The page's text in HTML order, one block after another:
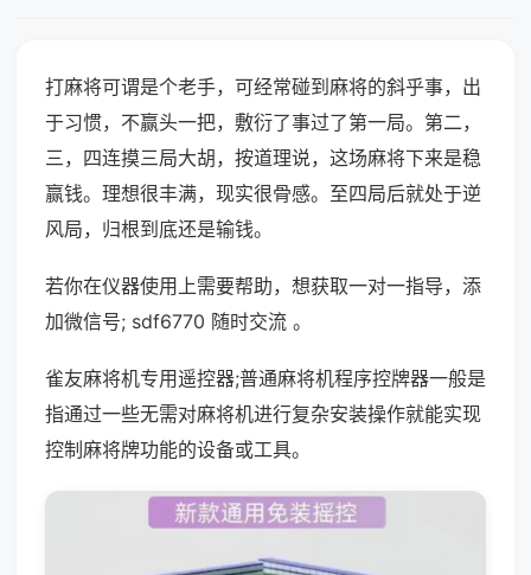
打麻将可谓是个老手，可经常碰到麻将的斜乎事，出
于习惯，不赢头一把，敷衍了事过了第一局。第二，
三，四连摸三局大胡，按道理说，这场麻将下来是稳
赢钱。理想很丰满，现实很骨感。至四局后就处于逆
风局，归根到底还是输钱。
若你在仪器使用上需要帮助，想获取一对一指导，添
加微信号; sdf6770 随时交流 。
雀友麻将机专用遥控器;普通麻将机程序控牌器一般是
指通过一些无需对麻将机进行复杂安装操作就能实现
控制麻将牌功能的设备或工具。